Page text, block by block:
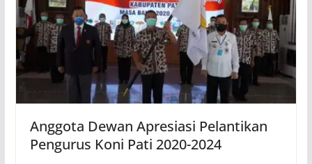
Anggota Dewan Apresiasi Pelantikan
Pengurus Koni Pati 2020-2024